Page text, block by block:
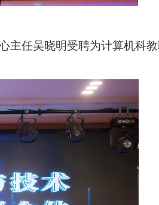
主任吴晓明受聘为计算机科